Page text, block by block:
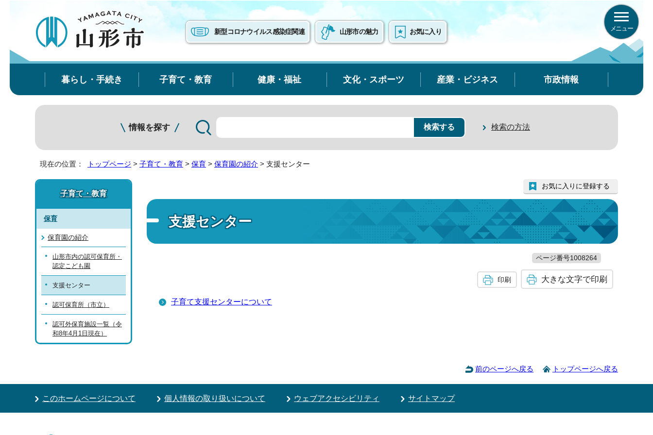
新型コロナウイルス感染症関連 山形市の魅力 お気に入り メニュー
暮らし・手続き 子育て・教育 健康・福祉 文化・スポーツ 産業・ビジネス 市政情報
情報を探す 検索の方法
現在の位置： トップページ > 子育て・教育 > 保育 > 保育園の紹介 > 支援センター
支援センター
お気に入りに登録する
ページ番号1008264
印刷 大きな文字で印刷
子育て支援センターについて
子育て・教育
保育
保育園の紹介
山形市内の認可保育所・
認定こども園
支援センター
認可保育所（市立）
認可外保育施設一覧（令
和8年4月1日現在）
前のページへ戻る トップページへ戻る
このホームページについて 個人情報の取り扱いについて ウェブアクセシビリティ サイトマップ